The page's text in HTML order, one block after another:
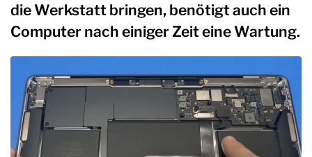
die Werkstatt bringen, benötigt auch ein
Computer nach einiger Zeit eine Wartung.